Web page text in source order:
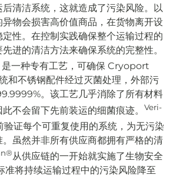
清洁系统，这就造成了污染风险。以
物会损害高价值商品，在货物离开设
性。在控制实践确保整个运输过程的
进的清洁方法来确保系统的完整性。
一种专有工艺，可确保 Cryoport
和不锈钢配件经过灭菌处理，外部污
。该工艺几乎消除了所有材料
不会留下先前装运的细菌痕迹。 Veri-
验证每个可重复使用的系统，为无污染
虽然并非所有供应商都拥有严格的清
从供应链的一开始就实施了生物安全
准将持续运输过程中的污染风险降至